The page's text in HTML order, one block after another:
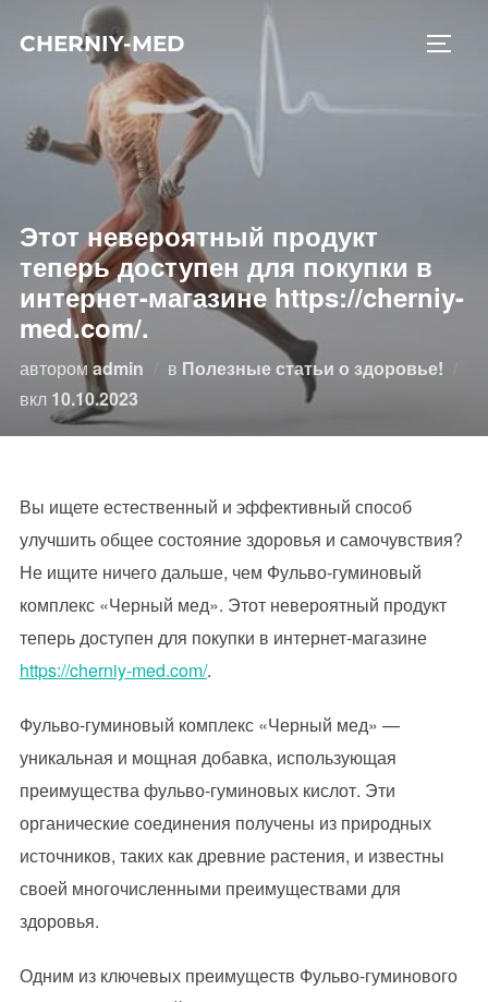
содержимому
CHERNIY-MED
Этот невероятный продукт
теперь доступен для покупки в
интернет-магазине https://cherniy-
med.com/.
авторомadmin в Полезные статьи о здоровье!
вкл Опубликовано
10.10.2023
Вы ищете естественный и эффективный способ
улучшить общее состояние здоровья и самочувствия?
Не ищите ничего дальше, чем Фульво-гуминовый
комплекс «Черный мед». Этот невероятный продукт
теперь доступен для покупки в интернет-магазине
https://cherniy-med.com/.
Фульво-гуминовый комплекс «Черный мед» —
уникальная и мощная добавка, использующая
преимущества фульво-гуминовых кислот. Эти
органические соединения получены из природных
источников, таких как древние растения, и известны
своей многочисленными преимуществами для
здоровья.
Одним из ключевых преимуществ Фульво-гуминового